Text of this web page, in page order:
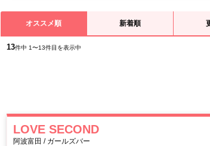
オススメ順 新着順
13件中 1〜13件目を表示中
LOVE SECOND
阿波富田 / ガールズバー